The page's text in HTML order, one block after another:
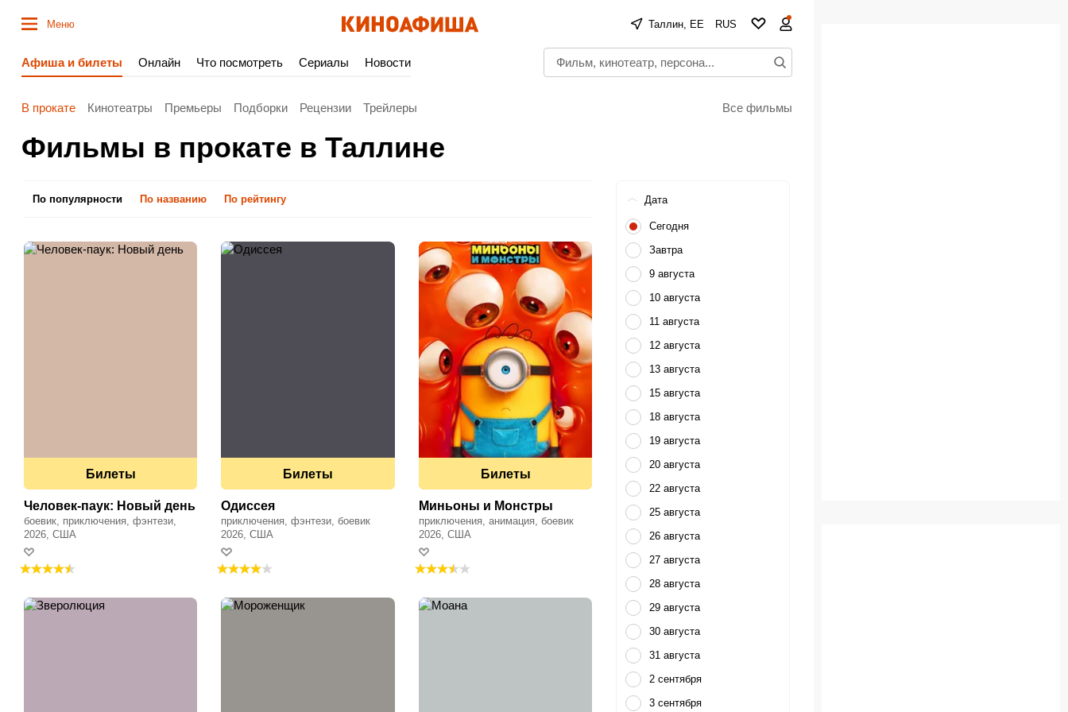
Меню Таллин, EE RUS
Афиша и билеты Онлайн Что посмотреть Сериалы Новости
В прокате Кинотеатры Премьеры Подборки Рецензии Трейлеры Все фильмы
Фильмы в прокате в Таллине
По популярности По названию По рейтингу
Человек-паук: Новый день
боевик, приключения, фэнтези,
фантастика
2026, США
Билеты
Одиссея
приключения, фэнтези, боевик
2026, США
Билеты
Миньоны и Монстры
приключения, анимация, боевик
2026, США
Билеты
Дата
Сегодня
Завтра
9 августа
10 августа
11 августа
12 августа
13 августа
15 августа
18 августа
19 августа
20 августа
22 августа
25 августа
26 августа
27 августа
28 августа
29 августа
30 августа
31 августа
2 сентября
3 сентября